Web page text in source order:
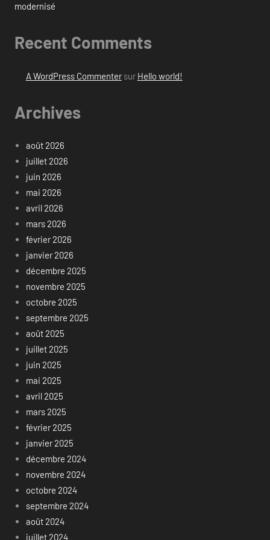
modernisé
Recent Comments
A WordPress Commentersur Hello world!
Archives
août 2026
juillet 2026
juin 2026
mai 2026
avril 2026
mars 2026
février 2026
janvier 2026
décembre 2025
novembre 2025
octobre 2025
septembre 2025
août 2025
juillet 2025
juin 2025
mai 2025
avril 2025
mars 2025
février 2025
janvier 2025
décembre 2024
novembre 2024
octobre 2024
septembre 2024
août 2024
juillet 2024